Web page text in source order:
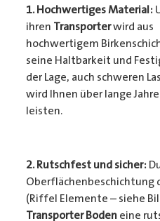
1. Hochwertiges Material:
ihren Transporterwird aus
hochwertigem
seine Haltbarkeit und
der Lage, auch schweren
wird Ihnen über lange
leisten.
2. Rutschfest und sicher:
Oberflächenbeschichtung
(Riffel Elemente – siehe
Transporter Bodeneine